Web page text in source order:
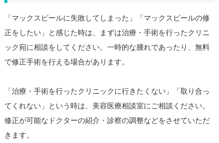
「マックスピールに失敗してしまった」「マックスピールの修
正をしたい」と感じた時は、まずは治療・手術を行ったクリニ
ック宛に相談をしてください。一時的な腫れであったり、無料
で修正手術を行える場合があります。
「治療・手術を行ったクリニックに行きたくない」「取り合っ
てくれない」という時は、美容医療相談室にご相談ください。
修正が可能なドクターの紹介・診察の調整などをさせていただ
きます。